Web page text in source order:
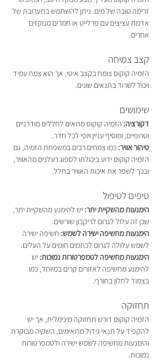
זרימה טובה של מים. ניתן להשתמש בתערובת של
אדמת עציצים עם פרלייט או חמרים מנוקזים
אחרים.
קצב צמיחה
הזמיה קוקוס צומח בקצב איטי, אך הוא צמח עמיד
ויכול לשרוד בתנאים שונים.
שימושים
דקורציה: הזמיה קוקוס מתאים לחללים מודרניים
וטרופיים, ומוסיף עניין ויופי לכל חדר.
טיהור אוויר: כמו צמחים רבים במשפחת הזמיה, גם
הזמיה קוקוס ידוע ביכולתו לספוג רעלנים מהאוויר,
ובכך לשפר את איכות האוויר בחלל.
טיפים לטיפול
הימנעות מהשקיית יתר: יש להימנע מהשקיית יתר,
שכן זה עלול לגרום לריקבון שורשים.
הימנעות מחשיפה ישירה לשמש: חשיפה ישירה
לשמש עלולה לגרום לכתמים חומים על העלים.
הימנעות מחשיפה לטמפרטורות נמוכות: יש
להימנע מחשיפה לאזורים קרים במיוחד, כמו
בצמוד לחלון בחורף.
תחזוקה
הזמיה קוקוס דורש תחזוקה מינימלית, אך יש
להקפיד על תנאי גידול מתאימים, השקיה מבוקרת
והימנעות מחשיפה לשמש ישירה ולטמפרטורות
נמוכות.